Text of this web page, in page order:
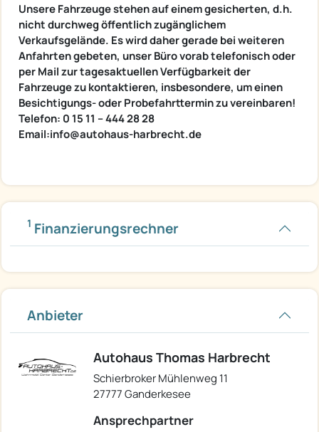
Unsere Fahrzeuge stehen auf einem gesicherten, d.h.
nicht durchweg öffentlich zugänglichem
Verkaufsgelände. Es wird daher gerade bei weiteren
Anfahrten gebeten, unser Büro vorab telefonisch oder
per Mail zur tagesaktuellen Verfügbarkeit der
Fahrzeuge zu kontaktieren, insbesondere, um einen
Besichtigungs- oder Probefahrttermin zu vereinbaren!
Telefon: 0 15 11 – 444 28 28
Email:info@autohaus-harbrecht.de
1 Finanzierungsrechner
Anbieter
Autohaus Thomas Harbrecht
Schierbroker Mühlenweg 11
27777 Ganderkesee
Ansprechpartner